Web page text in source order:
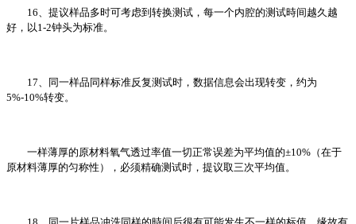
16、提议样品多时可考虑到转换测试，每一个内腔的测试時间越久越
好，以1-2钟头为标准。
17、同一样品同样标准反复测试时，数据信息会出现转变，约为
5%-10%转变。
一样薄厚的原材料氧气透过率值一切正常误差为平均值的±10%（在于
原材料薄厚的匀称性），必须精确测试时，提议取三次平均值。